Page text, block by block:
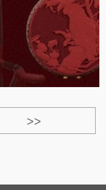
>>